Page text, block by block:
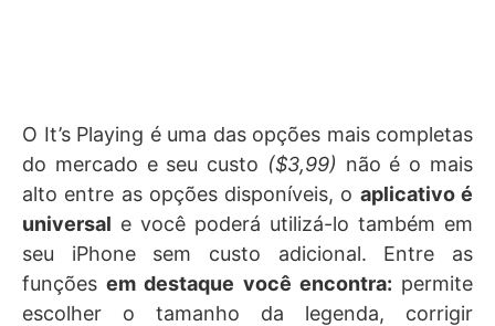
O It’s Playing é uma das opções mais completas
do mercado e seu custo ($3,99) não é o mais
alto entre as opções disponíveis, o aplicativo é
universal e você poderá utilizá-lo também em
seu iPhone sem custo adicional. Entre as
funçõesem destaque você encontra: permite
escolher o tamanho da legenda, corrigir